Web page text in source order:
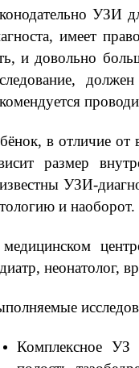
УЗИ
имеет
и довольно
в отличие от
размер
УЗИ-
и наоборот.
неонатолог,
Комплексное УЗ